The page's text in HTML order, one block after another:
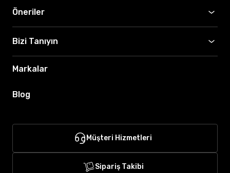
Öneriler
Bizi Tanıyın
Markalar
Blog
Müşteri Hizmetleri
Sipariş Takibi